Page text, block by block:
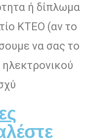
ή δίπλωμα
ΚΤΕΟ (αν το
να σας το